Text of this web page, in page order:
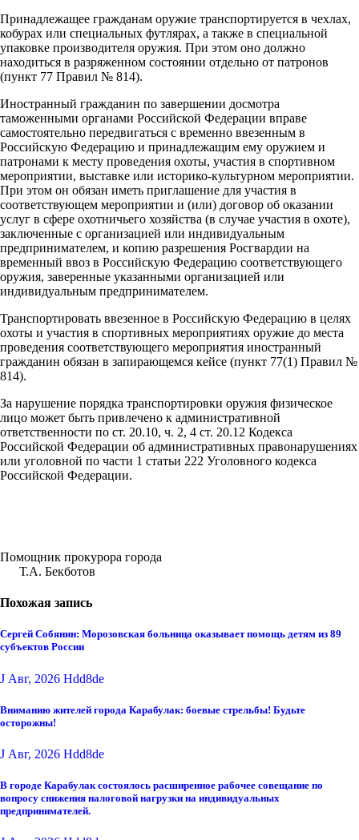
Принадлежащее гражданам оружие транспортируется в чехлах,
кобурах или специальных футлярах, а также в специальной
упаковке производителя оружия. При этом оно должно
находиться в разряженном состоянии отдельно от патронов
(пункт 77 Правил № 814).
Иностранный гражданин по завершении досмотра
таможенными органами Российской Федерации вправе
самостоятельно передвигаться с временно ввезенным в
Российскую Федерацию и принадлежащим ему оружием и
патронами к месту проведения охоты, участия в спортивном
мероприятии, выставке или историко-культурном мероприятии.
При этом он обязан иметь приглашение для участия в
соответствующем мероприятии и (или) договор об оказании
услуг в сфере охотничьего хозяйства (в случае участия в охоте),
заключенные с организацией или индивидуальным
предпринимателем, и копию разрешения Росгвардии на
временный ввоз в Российскую Федерацию соответствующего
оружия, заверенные указанными организацией или
индивидуальным предпринимателем.
Транспортировать ввезенное в Российскую Федерацию в целях
охоты и участия в спортивных мероприятиях оружие до места
проведения соответствующего мероприятия иностранный
гражданин обязан в запирающемся кейсе (пункт 77(1) Правил №
814).
За нарушение порядка транспортировки оружия физическое
лицо может быть привлечено к административной
ответственности по ст. 20.10, ч. 2, 4 ст. 20.12 Кодекса
Российской Федерации об административных правонарушениях
или уголовной по части 1 статьи 222 Уголовного кодекса
Российской Федерации.
Помощник прокурора города
Т.А. Бекботов
Похожая запись
Сергей Собянин: Морозовская больница оказывает помощь детям из 89
субъектов России
J Авг, 2026 Hdd8de
Вниманию жителей города Карабулак: боевые стрельбы! Будьте
осторожны!
J Авг, 2026 Hdd8de
В городе Карабулак состоялось расширенное рабочее совещание по
вопросу снижения налоговой нагрузки на индивидуальных
предпринимателей.